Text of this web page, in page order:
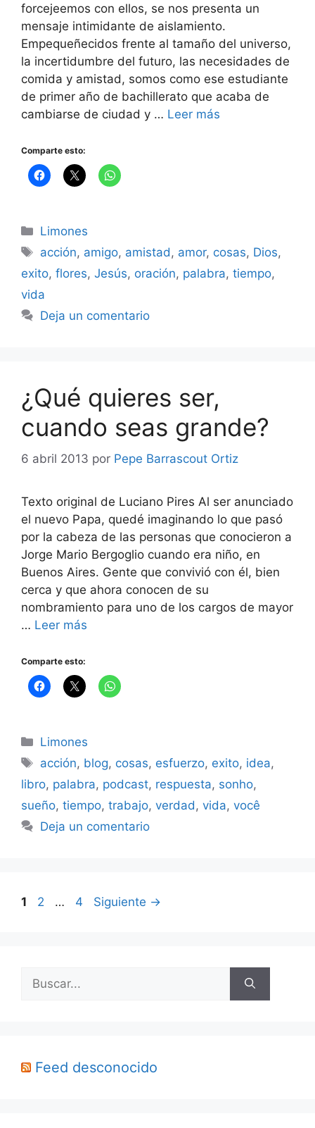
forcejeemos con ellos, se nos presenta un
mensaje intimidante de aislamiento.
Empequeñecidos frente al tamaño del universo,
la incertidumbre del futuro, las necesidades de
comida y amistad, somos como ese estudiante
de primer año de bachillerato que acaba de
cambiarse de ciudad y … Leer más
Comparte esto:
Categorías
Limones
Etiquetas
acción, amigo, amistad, amor, cosas, Dios,
exito, flores, Jesús, oración, palabra, tiempo,
vida
Deja un comentario
¿Qué quieres ser,
cuando seas grande?
6 abril 2013 por Pepe Barrascout Ortiz
Texto original de Luciano Pires Al ser anunciado
el nuevo Papa, quedé imaginando lo que pasó
por la cabeza de las personas que conocieron a
Jorge Mario Bergoglio cuando era niño, en
Buenos Aires. Gente que convivió con él, bien
cerca y que ahora conocen de su
nombramiento para uno de los cargos de mayor
… Leer más
Comparte esto:
Categorías
Limones
Etiquetas
acción, blog, cosas, esfuerzo, exito, idea,
libro, palabra, podcast, respuesta, sonho,
sueño, tiempo, trabajo, verdad, vida, você
Deja un comentario
Página
1 Página
2 … Página
4 Siguiente →
Buscar:
Feed desconocido